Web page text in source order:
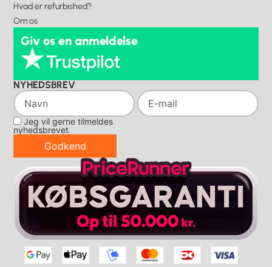
Hvad er refurbished?
Om os
Giv os en anmeldelse
NYHEDSBREV
Jeg vil gerne tilmeldes
nyhedsbrevet
Godkend